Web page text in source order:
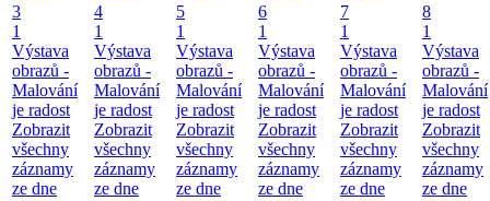
3
1
Výstava
obrazů -
Malování
je radost
Zobrazit
všechny
záznamy
ze dne
4
1
Výstava
obrazů -
Malování
je radost
Zobrazit
všechny
záznamy
ze dne
5
1
Výstava
obrazů -
Malování
je radost
Zobrazit
všechny
záznamy
ze dne
6
1
Výstava
obrazů -
Malování
je radost
Zobrazit
všechny
záznamy
ze dne
7
1
Výstava
obrazů -
Malování
je radost
Zobrazit
všechny
záznamy
ze dne
8
1
Výstava
obrazů -
Malování
je radost
Zobrazit
všechny
záznamy
ze dne